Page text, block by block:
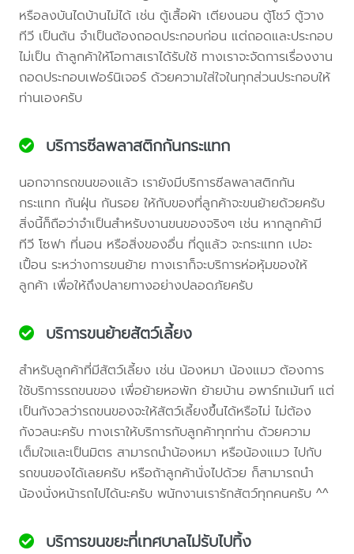
หรือลงบันไดบ้านไม่ได้ เช่น ตู้เสื้อผ้า เตียงนอน ตู้โชว์ ตู้วาง
ทีวี เป็นต้น จำเป็นต้องถอดประกอบก่อน แต่ถอดและประกอบ
ไม่เป็น ถ้าลูกค้าให้โอกาสเราได้รับใช้ ทางเราจะจัดการเรื่องงาน
ถอดประกอบเฟอร์นิเจอร์ ด้วยความใส่ใจในทุกส่วนประกอบให้
ท่านเองครับ
บริการซีลพลาสติกกันกระแทก
นอกจากรถขนของแล้ว เรายังมีบริการซีลพลาสติกกัน
กระแทก กันฝุ่น กันรอย ให้กับของที่ลูกค้าจะขนย้ายด้วยครับ
สิ่งนี้ก็ถือว่าจำเป็นสำหรับงานขนของจริงๆ เช่น หากลูกค้ามี
ทีวี โซฟา ที่นอน หรือสิ่งของอื่น ที่ดูแล้ว จะกระแทก เปอะ
เปื้อน ระหว่างการขนย้าย ทางเราก็จะบริการห่อหุ้มของให้
ลูกค้า เพื่อให้ถึงปลายทางอย่างปลอดภัยครับ
บริการขนย้ายสัตว์เลี้ยง
สำหรับลูกค้าที่มีสัตว์เลี้ยง เช่น น้องหมา น้องแมว ต้องการ
ใช้บริการรถขนของ เพื่อย้ายหอพัก ย้ายบ้าน อพาร์ทเม้นท์ แต่
เป็นกังวลว่ารถขนของจะให้สัตว์เลี้ยงขึ้นได้หรือไม่ ไม่ต้อง
กังวลนะครับ ทางเราให้บริการกับลูกค้าทุกท่าน ด้วยความ
เต็มใจและเป็นมิตร สามารถนำน้องหมา หรือน้องแมว ไปกับ
รถขนของได้เลยครับ หรือถ้าลูกค้านั่งไปด้วย ก็สามารถนำ
น้องนั่งหน้ารถไปได้นะครับ พนักงานเรารักสัตว์ทุกคนครับ ^^
บริการขนขยะที่เทศบาลไม่รับไปทิ้ง